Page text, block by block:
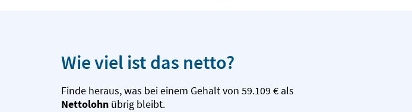
Wie viel ist das netto?
Finde heraus, was bei einem Gehalt von 59.109 € als
Nettolohn übrig bleibt.